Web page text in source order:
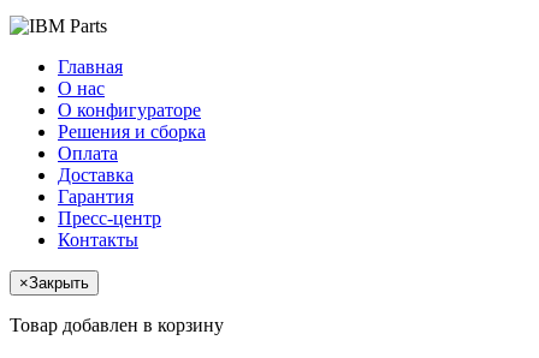
Главная
О нас
О конфигураторе
Решения и сборка
Оплата
Доставка
Гарантия
Пресс-центр
Контакты
×Закрыть
Товар добавлен в корзину